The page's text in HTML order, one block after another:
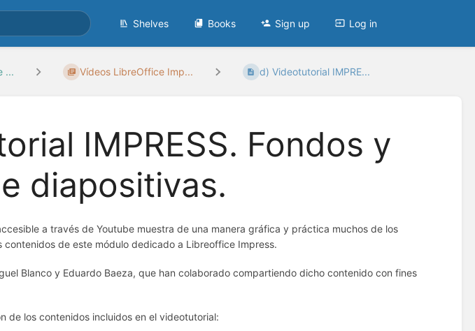
Shelves Books Sign up Log in
... Vídeos LibreOffice Imp... d) Videotutorial IMPRE...
IMPRESS. Fondos y
diapositivas.
a través de Youtube muestra de una manera gráfica y práctica muchos de los
de este módulo dedicado a Libreoffice Impress.
Blanco y Eduardo Baeza, que han colaborado compartiendo dicho contenido con fines
de los contenidos incluidos en el videotutorial: